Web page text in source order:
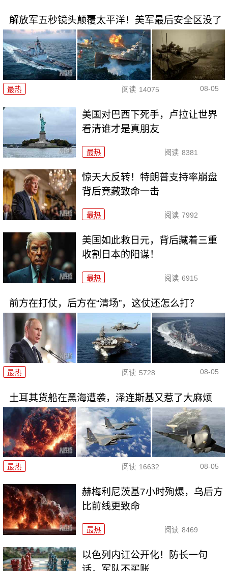
解放军五秒镜头颠覆太平洋！美军最后安全区没了
最热 阅读 14075 08-05
美国对巴西下死手，卢拉让世界
看清谁才是真朋友
最热 阅读 8381
惊天大反转！特朗普支持率崩盘
背后竟藏致命一击
最热 阅读 7992
美国如此救日元，背后藏着三重
收割日本的阳谋！
最热 阅读 6915
前方在打仗，后方在“清场”，这仗还怎么打？
最热 阅读 5728 08-05
土耳其货船在黑海遭袭，泽连斯基又惹了大麻烦
最热 阅读 16632 08-05
赫梅利尼茨基7小时殉爆，乌后方
比前线更致命
最热 阅读 8469
以色列内讧公开化！防长一句